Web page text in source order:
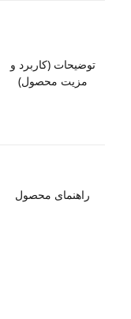
توضیحات (کاربرد و
مزیت محصول)
راهنمای محصول